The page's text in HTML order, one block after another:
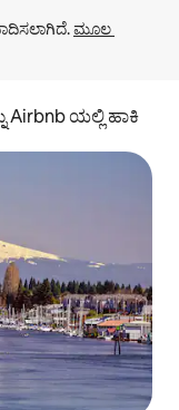
ಮೂಲ
Airbnb ಯಲ್ಲಿ ಹಾಕಿ